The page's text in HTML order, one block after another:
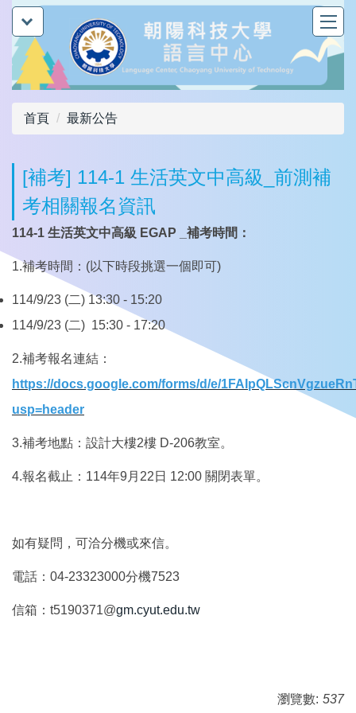
跳
到
主
要
內
容
首頁 最新公告
[補考] 114-1 生活英文中高級_前測補
考相關報名資訊
114-1 生活英文中高級 EGAP _補考時間 ：
1.補考時間：(以下時段挑選一個即可)
114/9/23 (二) 13:30 - 15:20
114/9/23 (二) 15:30 - 17:20
2.補考報名連結：
https://docs.google.com/forms/d/e/
usp=header
3.補考地點：設計大樓2樓 D-206教室。
4.報名截止：114年9月22日 12:00 關閉表單。
如有疑問，可洽分機或來信。
電話：04-23323000分機7523
信箱：t5190371@gm.cyut.edu.tw
瀏覽數: 537